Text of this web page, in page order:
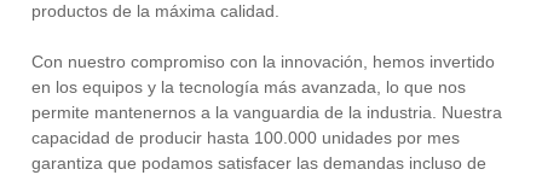
productos de la máxima calidad.
Con nuestro compromiso con la innovación, hemos invertido
en los equipos y la tecnología más avanzada, lo que nos
permite mantenernos a la vanguardia de la industria. Nuestra
capacidad de producir hasta 100.000 unidades por mes
garantiza que podamos satisfacer las demandas incluso de